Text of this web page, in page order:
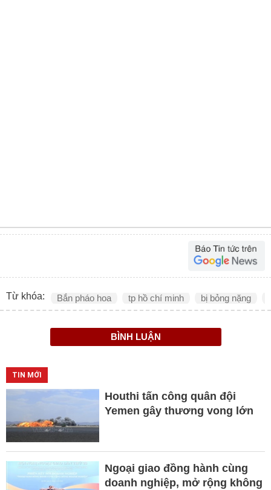
Từ khóa: Bắn pháo hoa tp hồ chí minh bị bỏng nặng
BÌNH LUẬN
TIN MỚI
Houthi tấn công quân đội
Yemen gây thương vong lớn
Ngoại giao đồng hành cùng
doanh nghiệp, mở rộng không